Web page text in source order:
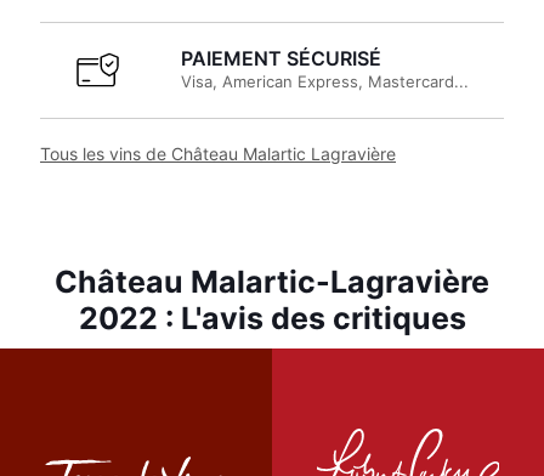
PAIEMENT SÉCURISÉ
Visa, American Express, Mastercard...
Tous les vins de Château Malartic Lagravière
Château Malartic-Lagravière
2022 : L'avis des critiques